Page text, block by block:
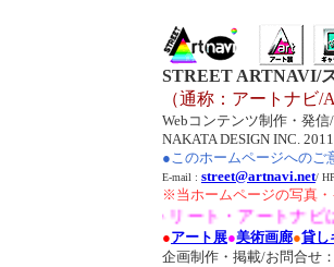
STREET ARTNAVI/
（通称：アートナビ/
Webコンテンツ制作・発
NAKATA DESIGN INC.
●このホームページへのご
E-mail : street@artnavi.net/
※当ホームページの写真
●ストリート・アートナビは
●アート展●美術画廊●貸し
企画制作・掲載/お問合せ